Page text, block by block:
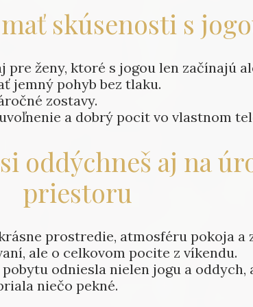
skúsenosti s
pre ženy, ktoré s jogou len začínajú
jemný pohyb bez tlaku.
zostavy.
a dobrý pocit vo vlastnom
oddýchneš aj na
priestoru
prostredie, atmosféru pokoja a
ale o celkovom pocite z víkendu.
odniesla nielen jogu a oddych,
niečo pekné.